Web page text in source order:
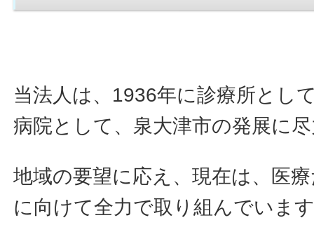
当法人は、1936年に診療所とし
病院として、泉大津市の発展に
地域の要望に応え、現在は、医
に向けて全力で取り組んでいま